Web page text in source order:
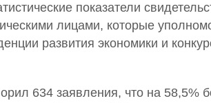
показатели
лицами, которые
развития экономики и
634 заявления, что на 58,5%